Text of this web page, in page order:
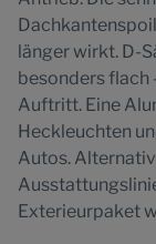
länger wirkt. D-
besonders flach
Auftritt. Eine
Heckleuchten
Autos.
Exterieurpaket